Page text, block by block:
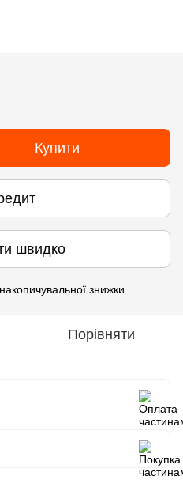
Купити
швидко
знижки
Порівняти